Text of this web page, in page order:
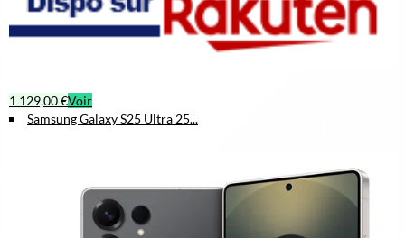
1 129,00 €Voir
Samsung Galaxy S25 Ultra 25...